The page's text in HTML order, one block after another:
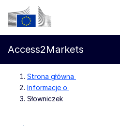
Przejdź do głównej treści
Komisja Europejska
Access2Markets
Strona główna
Informacje o
Słowniczek